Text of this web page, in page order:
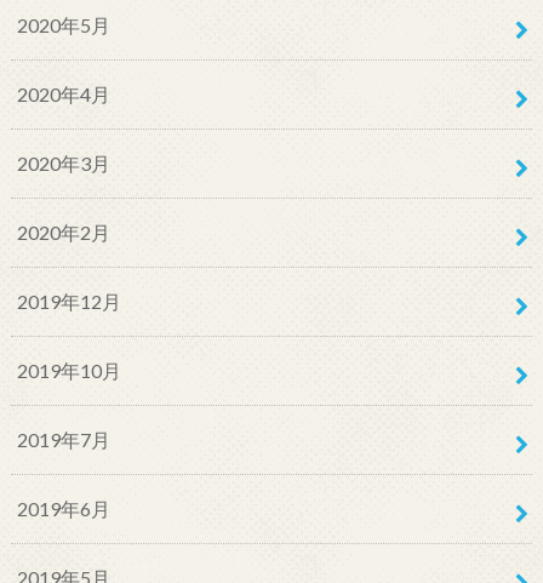
2020年5月
2020年4月
2020年3月
2020年2月
2019年12月
2019年10月
2019年7月
2019年6月
2019年5月